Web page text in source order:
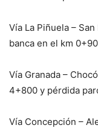
Vía La Piñuela –
banca en el km
Vía Granada –
4+800 y pérdida
Vía Concepción –